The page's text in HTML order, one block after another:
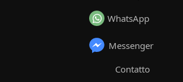
WhatsApp
Messenger
Contatto